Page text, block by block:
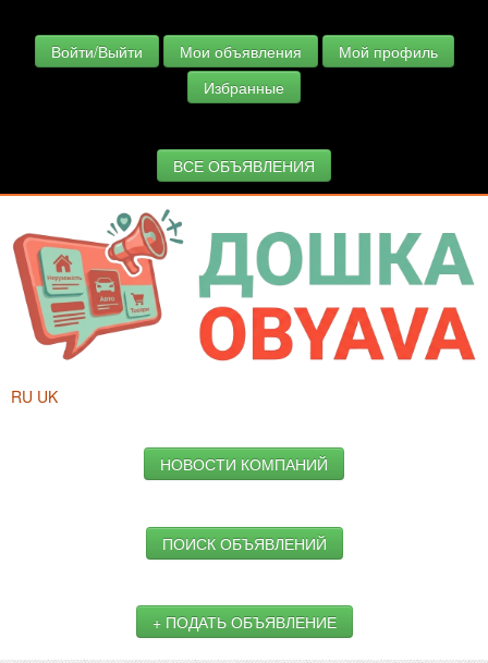
Войти/Выйти Мои объявления
Мой профиль
Избранные
ВСЕ ОБЪЯВЛЕНИЯ
RU UK
НОВОСТИ КОМПАНИЙ
ПОИСК ОБЪЯВЛЕНИЙ
+ ПОДАТЬ ОБЪЯВЛЕНИЕ